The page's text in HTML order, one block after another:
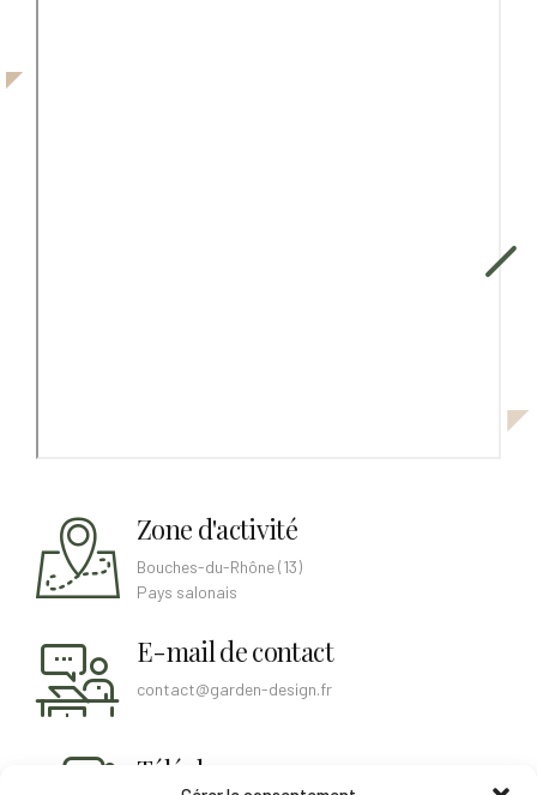
Zone d'activité
Bouches-du-Rhône (13)
Pays salonais
E-mail de contact
contact@garden-design.fr
Téléphone